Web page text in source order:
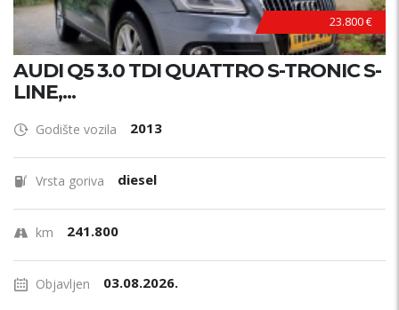
23.800 €
AUDI Q5 3.0 TDI QUATTRO S-TRONIC S-
LINE,...
Godište vozila 2013
Vrsta goriva diesel
km 241.800
Objavljen 03.08.2026.